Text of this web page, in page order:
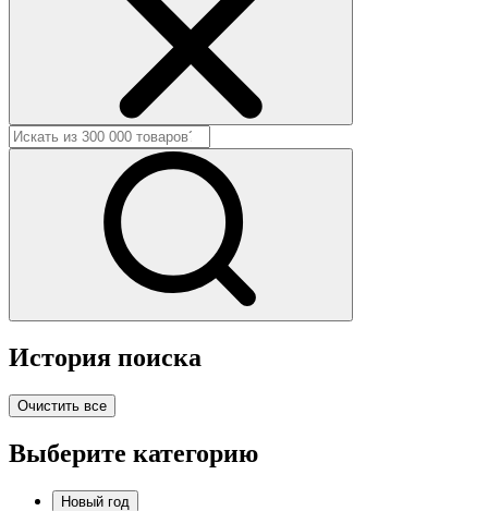
История поиска
Очистить все
Выберите категорию
Новый год